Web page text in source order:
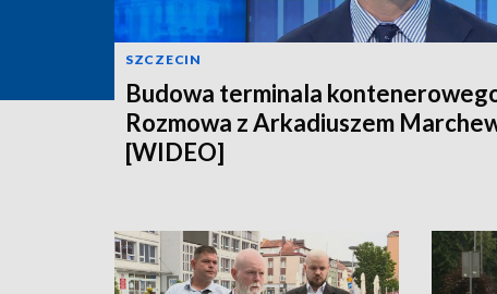
SZCZECIN
Budowa terminala
Rozmowa z Arkadiuszem
[WIDEO]